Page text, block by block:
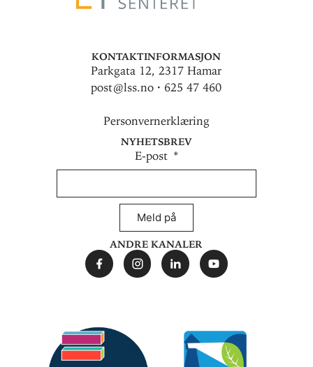
Kontaktinformasjon
Parkgata 12, 2317 Hamar
post@lss.no · 625 47 460
Personvernerklæring
Nyhetsbrev
E-post
Meld på
Andre kanaler